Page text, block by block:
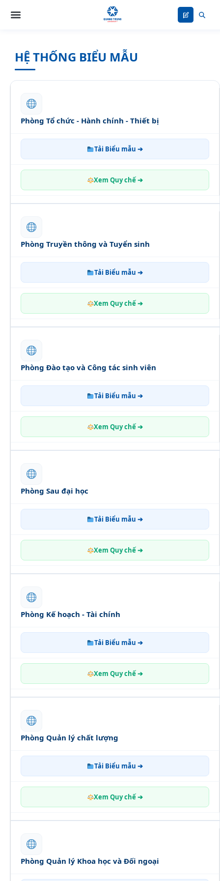
HỆ THỐNG BIỂU MẪU
Phòng Tổ chức - Hành chính - Thiết bị
Tải Biểu mẫu ➔
Xem Quy chế ➔
Phòng Truyền thông và Tuyển sinh
Tải Biểu mẫu ➔
Xem Quy chế ➔
Phòng Đào tạo và Công tác sinh viên
Tải Biểu mẫu ➔
Xem Quy chế ➔
Phòng Sau đại học
Tải Biểu mẫu ➔
Xem Quy chế ➔
Phòng Kế hoạch - Tài chính
Tải Biểu mẫu ➔
Xem Quy chế ➔
Phòng Quản lý chất lượng
Tải Biểu mẫu ➔
Xem Quy chế ➔
Phòng Quản lý Khoa học và Đối ngoại